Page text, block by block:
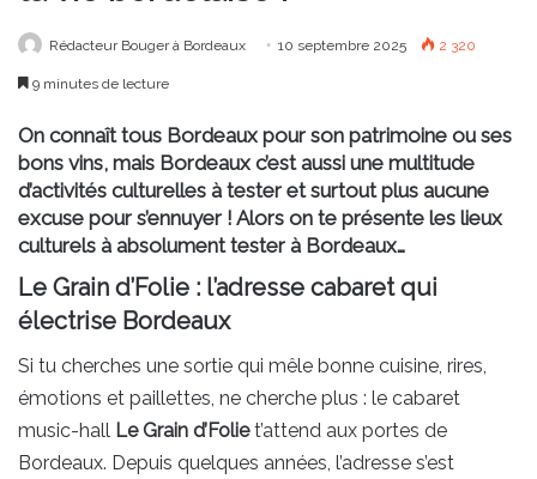
Rédacteur Bouger à Bordeaux 10 septembre 2025 2 320
9 minutes de lecture
On connaît tous Bordeaux pour son patrimoine ou ses
bons vins, mais Bordeaux c’est aussi une multitude
d’activités culturelles à tester et surtout plus aucune
excuse pour s’ennuyer ! Alors on te présente les lieux
culturels à absolument tester à Bordeaux…
Le Grain d’Folie : l’adresse cabaret qui
électrise Bordeaux
Si tu cherches une sortie qui mêle bonne cuisine, rires,
émotions et paillettes, ne cherche plus : le cabaret
music-hall Le Grain d’Foliet’attend aux portes de
Bordeaux. Depuis quelques années, l’adresse s’est